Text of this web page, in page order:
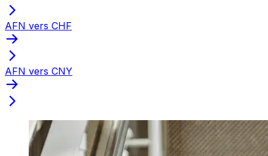
AFN vers CHF
AFN vers CNY